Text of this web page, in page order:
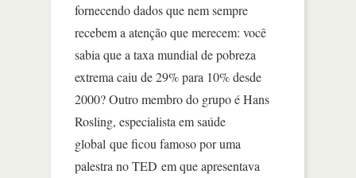
fornecendo dados que nem sempre
recebem a atenção que merecem: você
sabia que a taxa mundial de pobreza
extrema caiu de 29% para 10% desde
2000? Outro membro do grupo é Hans
Rosling, especialista em saúde
global que ficou famoso por uma
palestra no TED em que apresentava